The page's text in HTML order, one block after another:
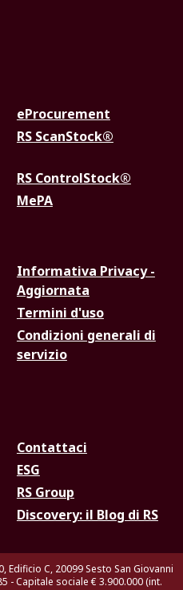
eProcurement
RS ScanStock®
RS ControlStock®
MePA
Informativa Privacy -
Aggiornata
Termini d'uso
Condizioni generali di
servizio
Contattaci
ESG
RS Group
Discovery: il Blog di RS
Edificio C, 20099 Sesto San Giovanni
- Capitale sociale € 3.900.000 (int.